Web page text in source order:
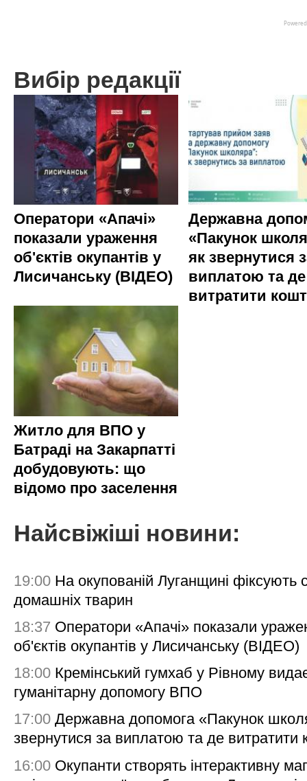
Вибір редакції
Оператори «Апачі»
показали ураження
об'єктів окупантів у
Лисичанську (ВІДЕО)
Державна
«Пакунок
як звернутися
виплатою та де
витратити
Житло для ВПО у
Батраді на Закарпатті
добудовують: що
відомо про заселення
Найсвіжіші новини:
19:00 На окупованій Луганщині фіксують
домашніх тварин
18:37 Оператори «Апачі» показали
об'єктів окупантів у Лисичанську (ВІДЕО)
18:00 Кремінський гумхаб у Рівному
гуманітарну допомогу ВПО
17:00 Державна допомога «Пакунок
звернутися за виплатою та де витратити
16:00 Окупанти створять інтерактивну